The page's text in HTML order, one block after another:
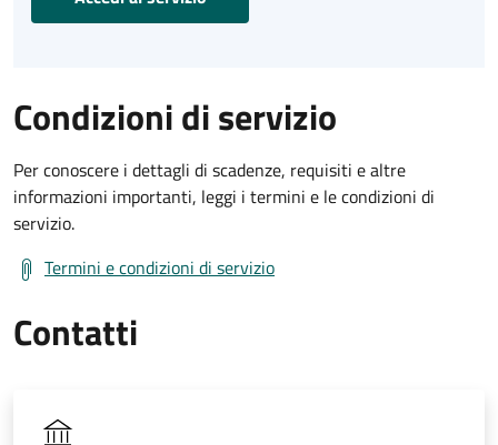
Condizioni di servizio
Per conoscere i dettagli di scadenze, requisiti e altre
informazioni importanti, leggi i termini e le condizioni di
servizio.
Termini e condizioni di servizio
Contatti